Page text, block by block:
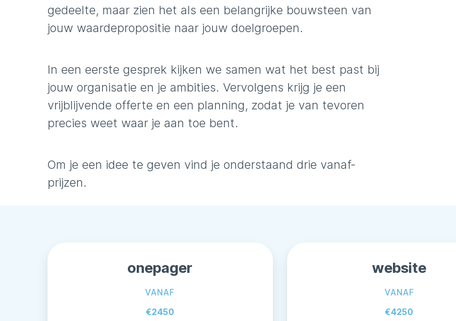
gedeelte, maar zien het als een belangrijke bouwsteen van
jouw waardepropositie naar jouw doelgroepen.
In een eerste gesprek kijken we samen wat het best past bij
jouw organisatie en je ambities. Vervolgens krijg je een
vrijblijvende offerte en een planning, zodat je van tevoren
precies weet waar je aan toe bent.
Om je een idee te geven vind je onderstaand drie vanaf-
prijzen.
onepager
VANAF
€2450
website
VANAF
€4250